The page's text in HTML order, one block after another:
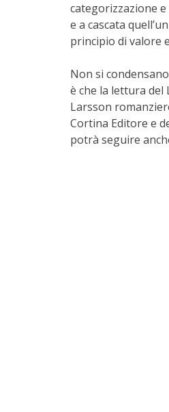
categorizzazione
e a cascata
principio di valore
Non si
è che la lettura del
Larsson
Cortina Editore e
potrà seguire